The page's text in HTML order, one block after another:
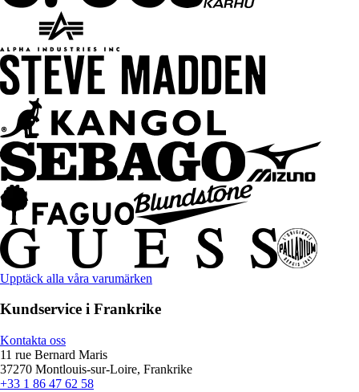
Upptäck alla våra varumärken
Kundservice i Frankrike
Kontakta oss
11 rue Bernard Maris
37270 Montlouis-sur-Loire, Frankrike
+33 1 86 47 62 58